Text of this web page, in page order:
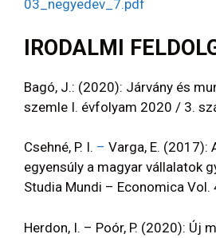
03_negyedev_7.pdf
IRODALMI
Bagó, J.: (2020): Járvány és
szemle I. évfolyam 2020 / 3.
Csehné, P. I. – Varga, E. (2017):
egyensúly a magyar vállalatok
Studia Mundi – Economica Vol.
Herdon, I. – Poór, P. (2020): Új